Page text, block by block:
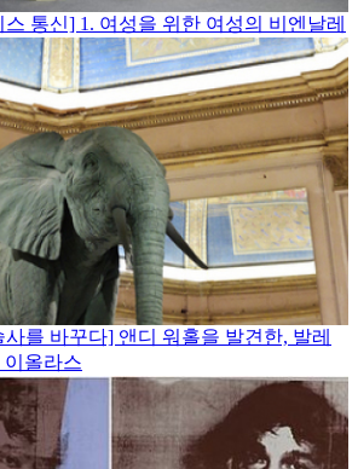
스 통신] 1. 여성을 위한 여성의 비엔날레
를 바꾸다] 앤디 워홀을 발견한, 발레
이올라스